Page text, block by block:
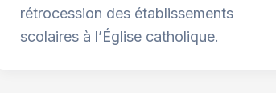
rétrocession des établissements
scolaires à l’Église catholique.